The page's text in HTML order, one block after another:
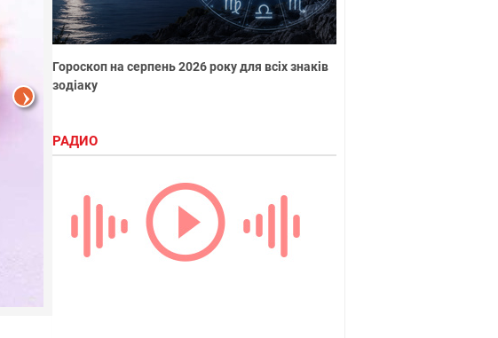
Гороскоп на серпень 2026 року для всіх знаків
зодіаку
РАДИО